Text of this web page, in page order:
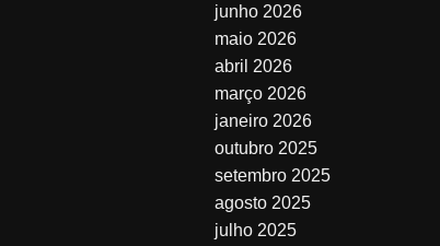
junho 2026
maio 2026
abril 2026
março 2026
janeiro 2026
outubro 2025
setembro 2025
agosto 2025
julho 2025